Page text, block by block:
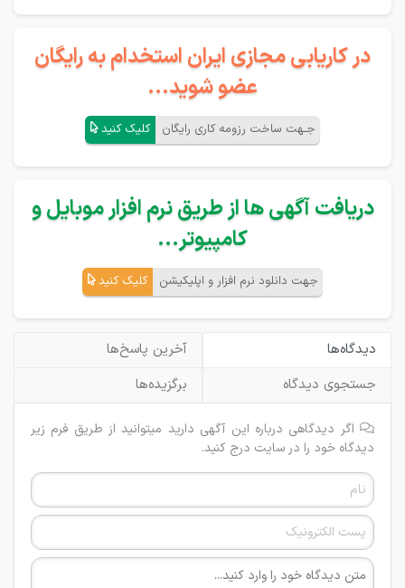
در کاریابی مجازی ایران استخدام به رایگان
عضو شوید...
جـهت ساخت رزومه کاری رایگان کلیک کنید
دریافت آگهی ها از طریق نرم افزار موبایل و
کامپیوتر...
جهت دانلود نرم افزار و اپلیکیشن کلیک کنید
دیدگاه‌ها
آخرین پاسخ‌ها
جستجوی دیدگاه
برگزیده‌ها
اگر دیدگاهی درباره این آگهی دارید میتوانید از طریق فرم زیر
دیدگاه خود را در سایت درج کنید.